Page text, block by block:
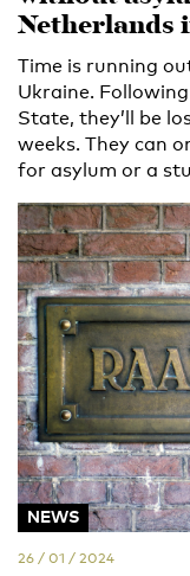
Netherlands
Time is running
Ukraine.
State, they’ll be
weeks. They can
for asylum or a
NEWS
26 / 01 / 2024